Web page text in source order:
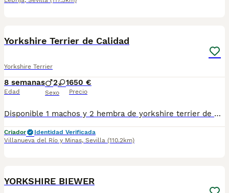
Yorkshire Terrier de Calidad
Yorkshire Terrier
8 semanas
Edad
2 1
Sexo
650 €
Precio
Disponible 1 machos y 2 hembra de yorkshire terrier de excelente linea, muy buena calidad, están listos para la entrega, hay disponibilidad de envío, se entregan con su vacuna y cartilla, más información al privado!!
Criador
Identidad Verificada
Villanueva del Río y Minas, Sevilla (110.2km)
YORKSHIRE BIEWER